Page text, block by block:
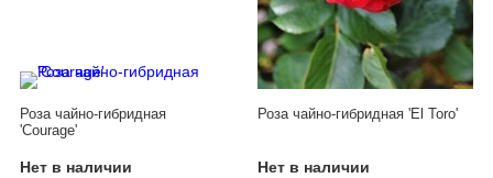
Роза чайно-гибридная
'Courage'
Нет в наличии
Роза чайно-гибридная 'El Toro'
Нет в наличии